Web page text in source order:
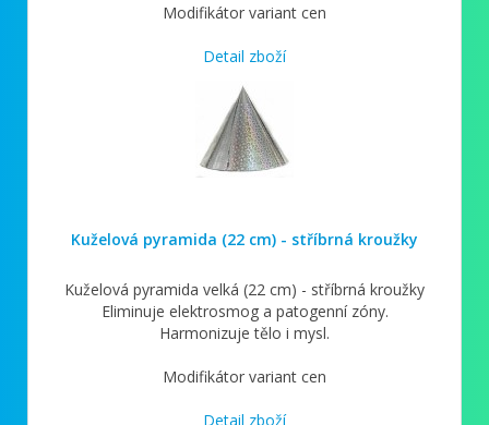
Modifikátor variant cen
Detail zboží
Kuželová pyramida (22 cm) - stříbrná kroužky
Kuželová pyramida velká (22 cm) - stříbrná kroužky
Eliminuje elektrosmog a patogenní zóny.
Harmonizuje tělo i mysl.
Modifikátor variant cen
Detail zboží